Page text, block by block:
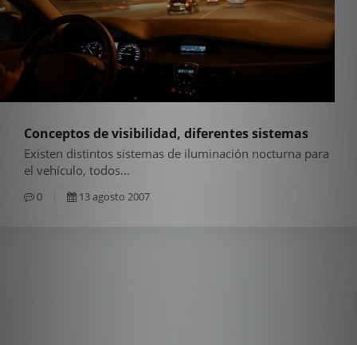
Conceptos de visibilidad, diferentes sistemas
Existen distintos sistemas de iluminación nocturna para
el vehículo, todos...
0 13 agosto 2007